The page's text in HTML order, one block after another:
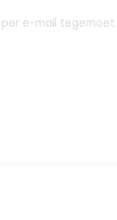
e-mail tegemoet.